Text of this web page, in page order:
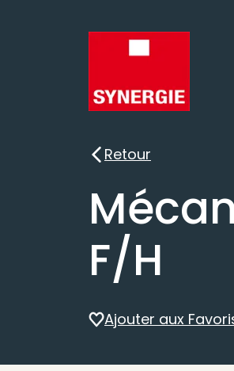
Retour
Retour
F/H
Ajouter aux